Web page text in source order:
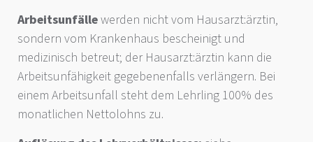
Arbeitsunfällewerden nicht vom Hausarzt:ärztin,
sondern vom Krankenhaus bescheinigt und
medizinisch betreut; der Hausarzt:ärztin kann die
Arbeitsunfähigkeit gegebenenfalls verlängern. Bei
einem Arbeitsunfall steht dem Lehrling 100% des
monatlichen Nettolohns zu.